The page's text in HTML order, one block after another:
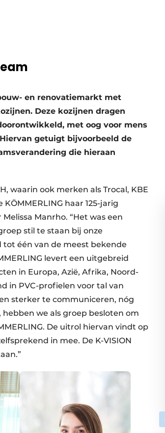
en renovatiemarkt met
Deze kozijnen dragen
met oog voor mens
getuigt bijvoorbeeld de
die hieraan
waarin ook merken als Trocal, KBE
haar 125-jarig
Manrho. “Het was een
stil te staan bij onze
één van de meest bekende
levert een uitgebreid
in Europa, Azië, Afrika, Noord-
in PVC-profielen voor tal van
sterker te communiceren, nóg
we als groep besloten om
De uitrol hiervan vindt op
in mee. De K-VISION